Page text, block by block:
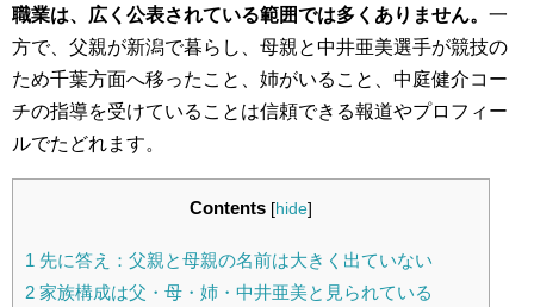
職業は、広く公表されている範囲では多くありません。 一
方で、父親が新潟で暮らし、母親と中井亜美選手が競技の
ため千葉方面へ移ったこと、姉がいること、中庭健介コー
チの指導を受けていることは信頼できる報道やプロフィー
ルでたどれます。
Contents [hide]
1 先に答え：父親と母親の名前は大きく出ていない
2 家族構成は父・母・姉・中井亜美と見られている